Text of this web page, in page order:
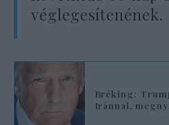
véglegesítenének.
Bréking:
Iránnal,